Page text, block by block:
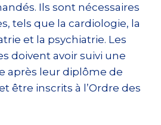
Ils sont nécessaires
tels que la cardiologie, la
et la psychiatrie. Les
doivent avoir suivi une
après leur diplôme de
être inscrits à l’Ordre des